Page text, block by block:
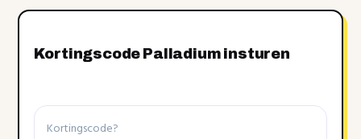
Kortingscode Palladium insturen
Kortingscode